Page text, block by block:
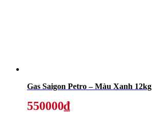
Gas Saigon Petro – Màu Xanh 12kg
550000₫